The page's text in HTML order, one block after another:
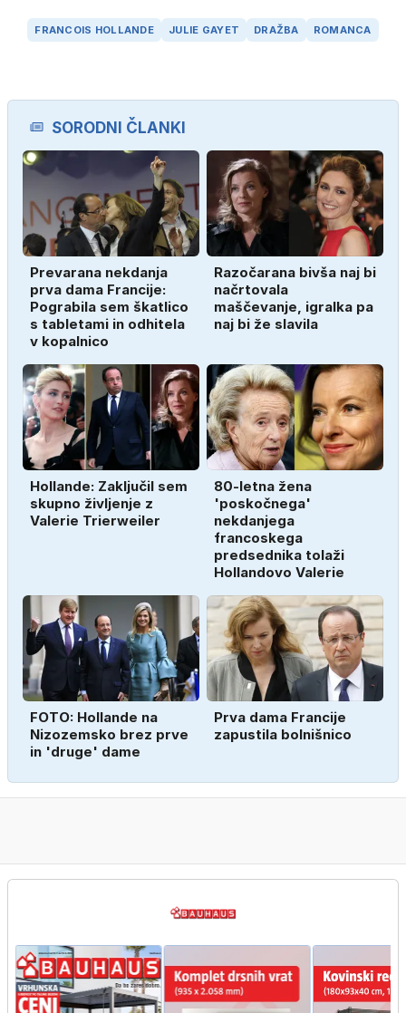
FRANCOIS HOLLANDE JULIE GAYET DRAŽBA ROMANCA
SORODNI ČLANKI
Prevarana nekdanja
prva dama Francije:
Pograbila sem škatlico
s tabletami in odhitela
v kopalnico
Razočarana bivša naj bi
načrtovala
maščevanje, igralka pa
naj bi že slavila
Hollande: Zaključil sem
skupno življenje z
Valerie Trierweiler
80-letna žena
'poskočnega'
nekdanjega
francoskega
predsednika tolaži
Hollandovo Valerie
FOTO: Hollande na
Nizozemsko brez prve
in 'druge' dame
Prva dama Francije
zapustila bolnišnico